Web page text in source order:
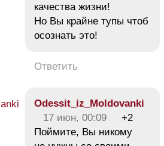
качества жизни!
Но Вы крайне тупы чтоб
осознать это!
Ответить
Odessit_iz_Moldovanki
17 июн, 00:09
+2
Поймите, Вы никому